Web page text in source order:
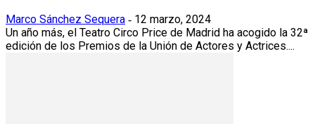
Marco Sánchez Sequera - 12 marzo, 2024
Un año más, el Teatro Circo Price de Madrid ha acogido la 32ª
edición de los Premios de la Unión de Actores y Actrices....